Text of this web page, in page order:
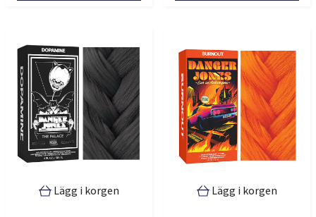
Lägg i korgen Lägg i korgen